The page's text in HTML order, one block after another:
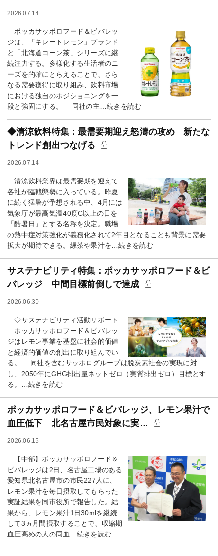
2026.07.14
ポッカサッポロフード＆ビバレッ
ジは、「キレートレモン」ブランド
と「北海道コーン茶」シリーズに継
続注力する。多様化する生活者のニ
ーズを的確にとらえることで、さら
なる需要獲得に取り組み、飲料市場
における独自のポジショニングを一
段と強固にする。 同社の主…続きを読む
◆清涼飲料特集：最需要期迎え怒濤の攻め 新たな
トレンド創出つなげる
2026.07.14
清涼飲料業界は最需要期を迎えて
各社が臨戦態勢に入っている。昨夏
に続く猛暑が予想される中、4月には
気象庁が最高気温40度C以上の日を
「酷暑日」とする名称を決定。職場
の熱中症対策強化が義務化されて2年目となることも背景に需要
拡大が期待できる。緑茶や果汁を…続きを読む
サステナビリティ特集：ポッカサッポロフード＆ビ
バレッジ 中間目標前倒しで達成
2026.06.30
◇サステナビリティ活動リポート
ポッカサッポロフード＆ビバレッ
ジはレモン事業を基盤に社会的価値
と経済的価値の創出に取り組んでい
る。 同社を含むサッポログループは脱炭素社会の実現に対
し、2050年にGHG排出量ネットゼロ（実質排出ゼロ）目標とす
る。…続きを読む
ポッカサッポロフード＆ビバレッジ、レモン果汁で
血圧低下 北名古屋市民対象に実…
2026.06.15
【中部】ポッカサッポロフード＆
ビバレッジは2日、名古屋工場のある
愛知県北名古屋市の市民227人に、
レモン果汁を毎日摂取してもらった
実証結果を同市役所で報告した。結
果から、レモン果汁1日30mlを継続
して3ヵ月間摂取することで、収縮期
血圧高めの人の同血…続きを読む